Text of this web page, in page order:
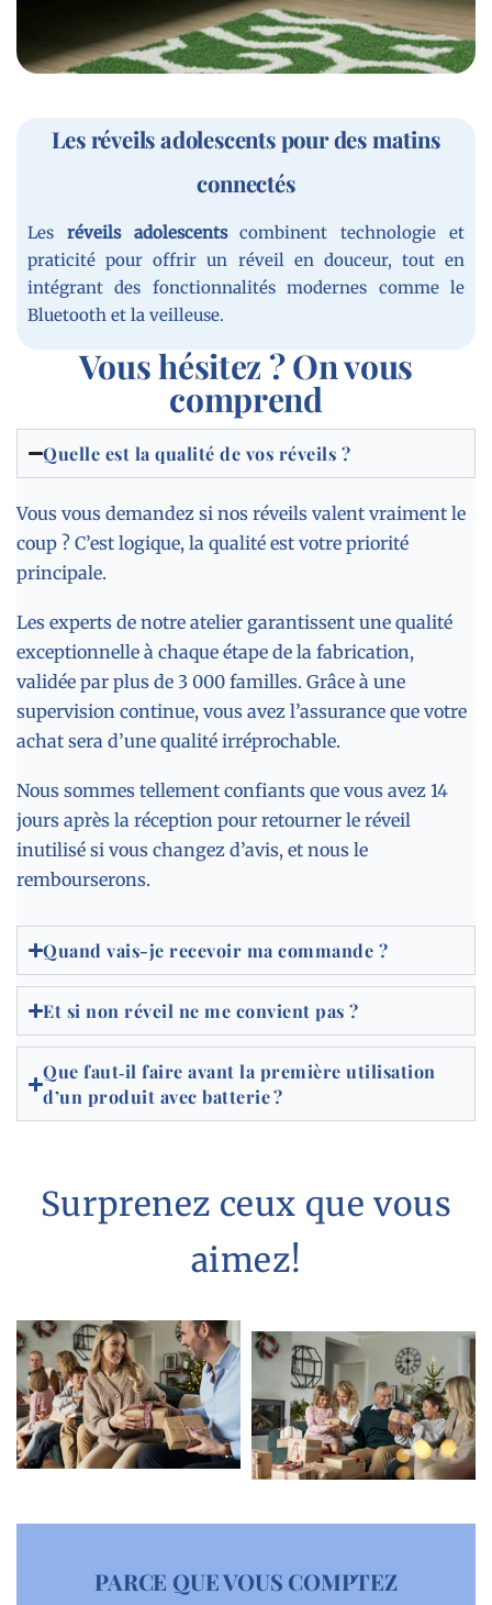
Les réveils adolescents pour des matins
connectés
Les réveils adolescentscombinent technologie et
praticité pour offrir un réveil en douceur, tout en
intégrant des fonctionnalités modernes comme le
Bluetooth et la veilleuse.
Vous hésitez ? On vous
comprend
Quelle est la qualité de vos réveils ?
Vous vous demandez si nos réveils valent vraiment le
coup ? C’est logique, la qualité est votre priorité
principale.
Les experts de notre atelier garantissent une qualité
exceptionnelle à chaque étape de la fabrication,
validée par plus de 3 000 familles. Grâce à une
supervision continue, vous avez l’assurance que votre
achat sera d’une qualité irréprochable.
Nous sommes tellement confiants que vous avez 14
jours après la réception pour retourner le réveil
inutilisé si vous changez d’avis, et nous le
rembourserons.
Quand vais-je recevoir ma commande ?
Et si non réveil ne me convient pas ?
Que faut‑il faire avant la première utilisation
d’un produit avec batterie ?
Surprenez ceux que vous
aimez!
PARCE QUE VOUS COMPTEZ